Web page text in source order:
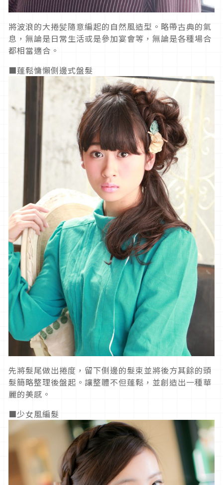
將波浪的大捲髪隨意編起的自然風造型。略帶古典的氣
息，無論是日常生活或是參加宴會等，無論是各種場合
都相當適合。
■蓬鬆慵懶側邊式盤髮
先將髮尾做出捲度，留下側邊的髮束並將後方其餘的頭
髮簡略整理後盤起。讓整體不但蓬鬆，並創造出一種華
麗的美感。
■少女風編髮